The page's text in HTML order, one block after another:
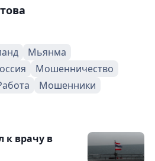
Мьянма
Мошенничество
Мошенники
к врачу в